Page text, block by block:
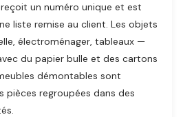
un numéro unique et est
liste remise au client. Les objets
électroménager, tableaux —
du papier bulle et des cartons
démontables sont
pièces regroupées dans des